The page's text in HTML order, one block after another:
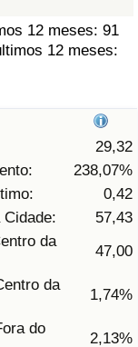
12 meses: 91
12 meses:
29,32
238,07%
0,42
57,43
da
47,00
da
1,74%
do
2,13%